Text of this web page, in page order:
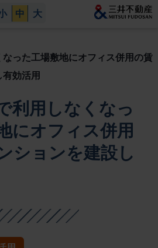
中 大
った工場敷地にオフィス併用の賃
効活用
利用しなくなっ
にオフィス併用
ションを建設し